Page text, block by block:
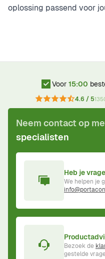
oplossing passend voor
Voor 15:00
4.6 / 5
Neem contact op
specialisten
Heb je
We helpen je
Bezoek de
gestelde